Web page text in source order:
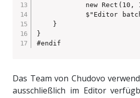
new Rect(10, 10,
$"Editor batches:
}
}
#endif
Das Team von Chudovo
ausschließlich im Editor